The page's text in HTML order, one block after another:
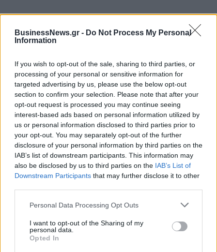
BusinessNews.gr - Do Not Process My Personal
Information
If you wish to opt-out of the sale, sharing to third parties, or
processing of your personal or sensitive information for
targeted advertising by us, please use the below opt-out
section to confirm your selection. Please note that after your
opt-out request is processed you may continue seeing
interest-based ads based on personal information utilized by
us or personal information disclosed to third parties prior to
your opt-out. You may separately opt-out of the further
disclosure of your personal information by third parties on the
IAB’s list of downstream participants. This information may
also be disclosed by us to third parties on the IAB’s List of
Downstream Participants that may further disclose it to other
Personal Data Processing Opt Outs
I want to opt-out of the Sharing of my
personal data.
Opted In
VW: Η δύσκολη εξίσωση της
αναδιάρθρωσης
18η συνεχόμενη χρονιά για τον
Alpha Bank: Για πρώτη φορά το Αρχαίο Θέατρο Επιδαύρου άνοιξε τις
πύλες του σε όλους
ESG Report 2025: Πώς η ΑΒ Βασιλόπουλος μετατρέπει τη
βιωσιμότητα σε καθημερινή πράξη